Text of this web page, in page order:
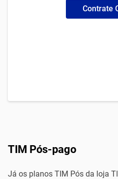
Contrate
TIM Pós-pago
Já os planos TIM Pós da loja